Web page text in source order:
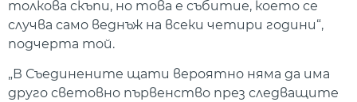
толкова скъпи, но това е събитие, което се
случва само веднъж на всеки четири години“,
подчерта той.
„В Съединените щати вероятно няма да има
друго световно първенство през следващите